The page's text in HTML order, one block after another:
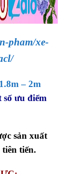
pham/xe-
– 2m
số ưu điểm
sản xuất
tiến.